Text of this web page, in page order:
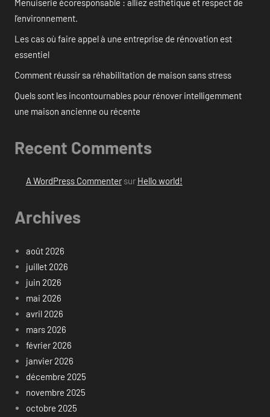
l’environnement.
Les cas où faire appel à une entreprise de rénovation est
essentiel
Comment réussir sa réhabilitation de maison sans stress
Quels sont les incontournables pour rénover intelligemment
une maison ancienne ou récente
Recent Comments
A WordPress Commentersur Hello world!
Archives
août 2026
juillet 2026
juin 2026
mai 2026
avril 2026
mars 2026
février 2026
janvier 2026
décembre 2025
novembre 2025
octobre 2025